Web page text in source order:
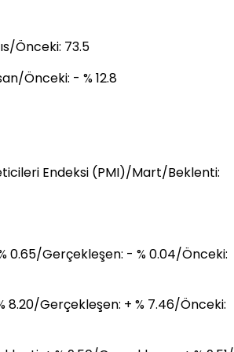
Önceki: 73.5
Önceki: - % 12.8
Endeksi (PMI)/Mart/Beklenti:
0.65/Gerçekleşen: - % 0.04/Önceki:
8.20/Gerçekleşen: + % 7.46/Önceki: